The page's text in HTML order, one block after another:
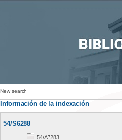
New search
Información de la indexación
54/S6288
54/A7283